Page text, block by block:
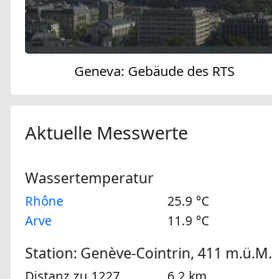
Geneva: Gebäude des RTS
Aktuelle Messwerte
Wassertemperatur
Rhône
25.9 °C
Arve
11.9 °C
Station: Genève-Cointrin, 411 m.ü.M.